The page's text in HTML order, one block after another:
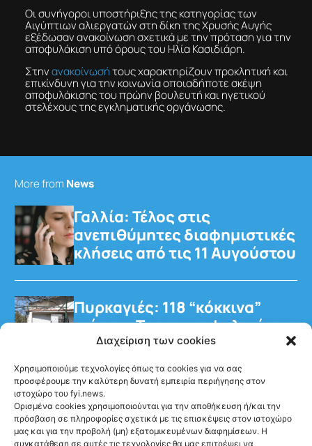
Διαχείριση των cookies
Χρησιμοποιούμε τεχνολογίες όπως τα cookies για να σας
προσφέρουμε την καλύτερη δυνατή εμπειρία περιήγησης στον
ιστοχώρο του fyi.news.
Ορισμένα cookies χρησιμοποιούνται για την αποθήκευση ή/και την
πρόσβαση σε πληροφορίες σχετικά με τις επισκέψεις στον ιστοχώρο
μας και για την προβολή (μη) εξατομικευμένων διαφημίσεων. Η
συγκατάθεση σε αυτές τις τεχνολογίες θα μας επιτρέψει να
Οι συνήγοροι υποστήριξης της κατηγορίας των
Αιγύπτιων αλιεργατών στη δίκη της Χρυσής Αυγής
εξέδωσαν ανακοίνωση σχετικά με την πρόταση για την
αποφυλάκιση υπό όρους του Ηλία Κασιδιάρη.
Στηνανακοίνωσήτους χαρακτηρίζουν προκλητική και
επικίνδυνη για την κοινωνία οποιαδήποτε σκέψη
αποφυλάκισης του πρώην βουλευτή και ηγετικού
στελέχους της εγκληματικής οργάνωσης.
More from News
Γαλλία: Τέλος στις
ανεπιθύμητες διαφημιστικές
κλήσεις από τις 11 Αυγούστου
Πυρκαγιές: 118 “κόκκινα”
κτίρια – Τρεις προφυλακίσεις
για τη φωτιά στη Βοιωτία